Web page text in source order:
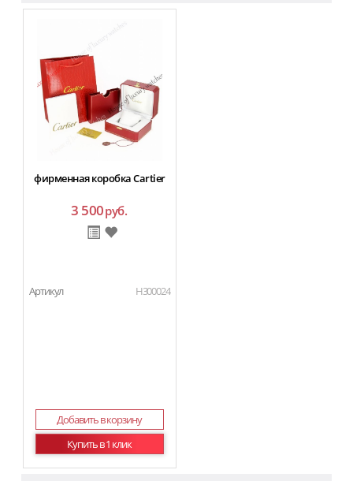
фирменная коробка Cartier
3 500руб.
Артикул H300024
Добавить в корзину
Купить в 1 клик